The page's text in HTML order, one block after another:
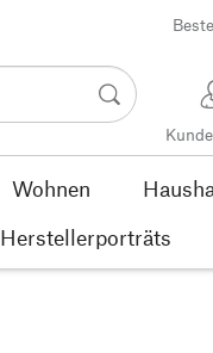
Wohnen
Herstellerporträts